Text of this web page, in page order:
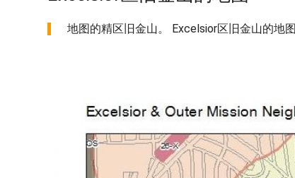
地图的精区旧金山。 Excelsior区旧金山的地